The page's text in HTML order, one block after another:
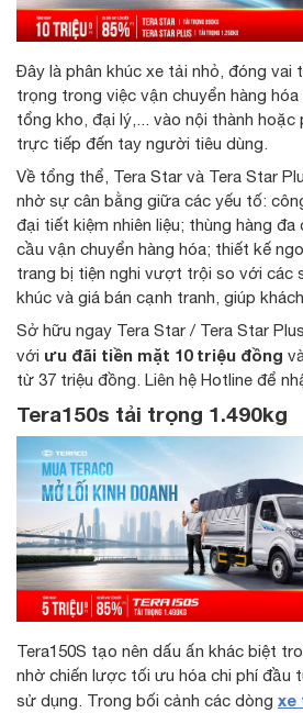
Đây là phân khúc xe tải nhỏ, đóng vai
trọng trong việc vận chuyển hàng
tổng kho, đại lý,... vào nội thành hoặc
trực tiếp đến tay người tiêu dùng.
Về tổng thể, Tera Star và Tera Star
nhờ sự cân bằng giữa các yếu tố:
đại tiết kiệm nhiên liệu; thùng hàng
cầu vận chuyển hàng hóa; thiết kế
trang bị tiện nghi vượt trội so với các
khúc và giá bán cạnh tranh, giúp
Sở hữu ngay Tera Star / Tera Star
với ưu đãi tiền mặt 10 triệu đồng
từ 37 triệu đồng. Liên hệ Hotline để
Tera150s tải trọng 1.490kg
Tera150S tạo nên dấu ấn khác biệt
nhờ chiến lược tối ưu hóa chi phí đầu
sử dụng. Trong bối cảnh các dòng xe